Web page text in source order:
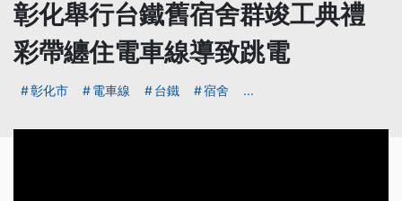
彰化舉行台鐵舊宿舍群竣工典禮
彩帶纏住電車線導致跳電
彰化市 電車線 台鐵 宿舍 ...